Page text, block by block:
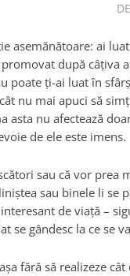
asemănătoare: ai
după câţiva
poate ţi-ai luat în
nu mai apuci să
asta nu afectează
de ele este imens.
sau că vor
sau binele li se
de viaţă –
se gândesc la ce se
fără să realizeze